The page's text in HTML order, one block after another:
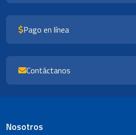
Pago en línea
Contáctanos
Nosotros